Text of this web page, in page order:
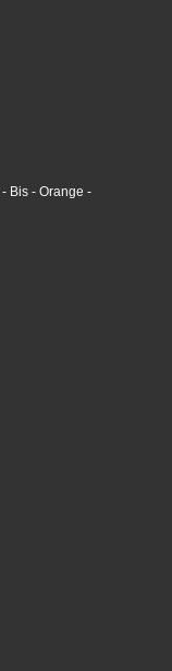
- Bis - Orange -